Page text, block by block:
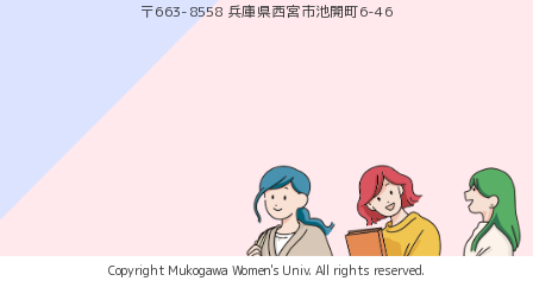
〒663-8558 兵庫県西宮市池開町6-46
Copyright Mukogawa Women's Univ. All rights reserved.